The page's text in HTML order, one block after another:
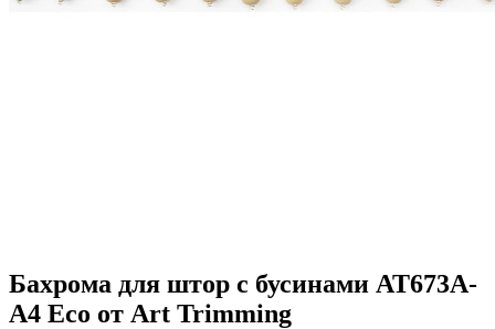
Бахрома для штор с бусинами AT673A-
A4 Eco от Art Trimming